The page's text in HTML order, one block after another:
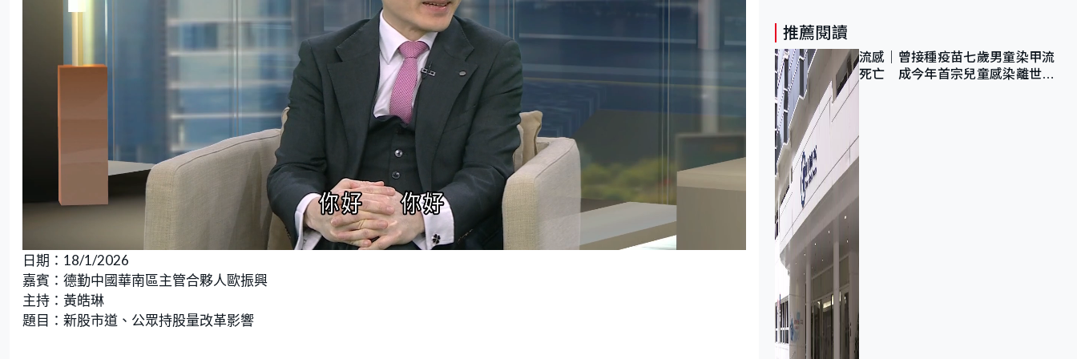
n
m
u
t
e
a
d
d
:
9
9
%
日期：18/1/2026
嘉賓：德勤中國華南區主管合夥人歐振興
主持：黃皓琳
題目：新股市道、公眾持股量改革影響
推薦閱讀
流感｜曾接種疫苗七歲男童染甲流
死亡 成今年首宗兒童感染離世個